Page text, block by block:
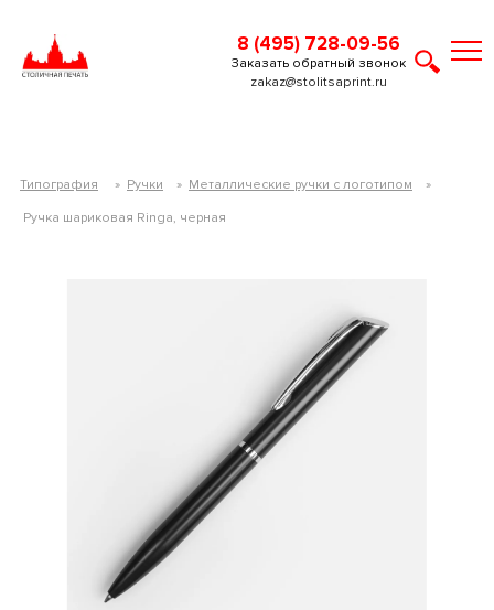
8 (495) 728-09-56
zakaz@stolitsaprint.ru
Заказать обратный звонок
Типография » Ручки » Металлические ручки с логотипом
»
Ручка шариковая Ringa, черная